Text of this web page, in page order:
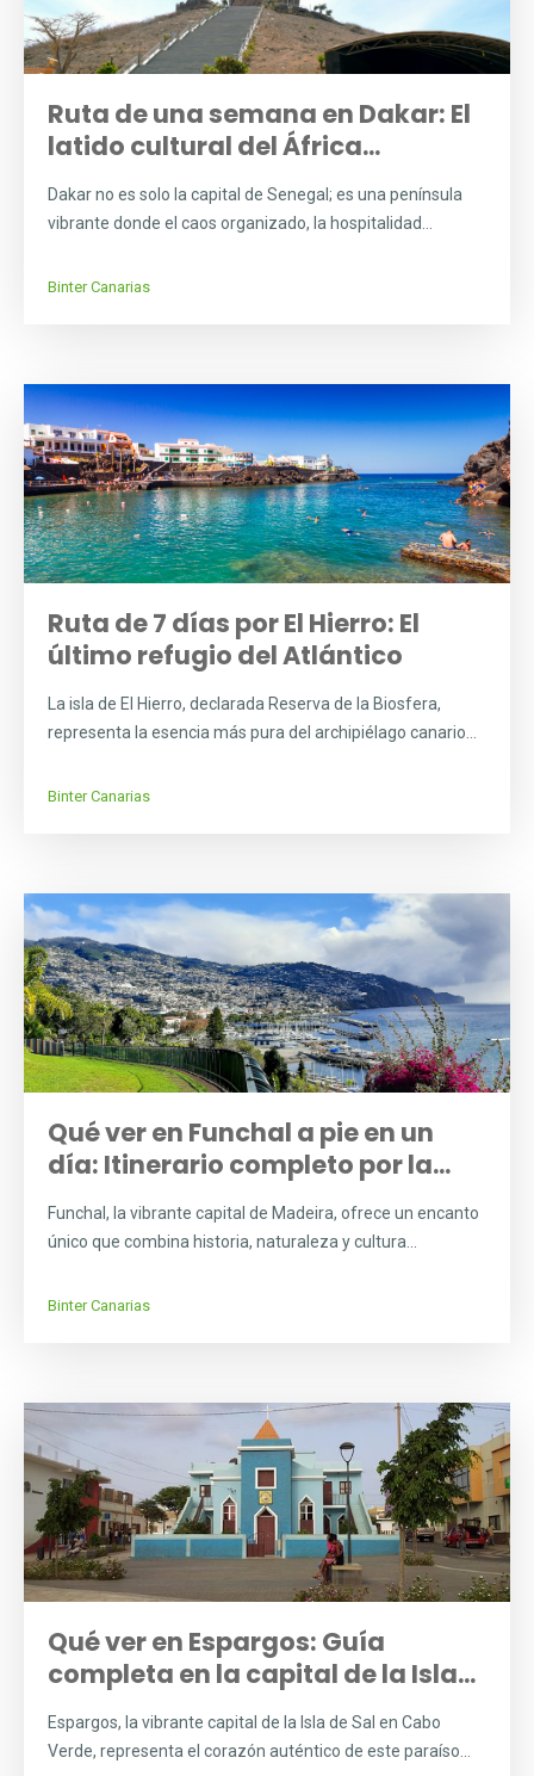
Ruta de una semana en Dakar: El
latido cultural del África...
Dakar no es solo la capital de Senegal; es una península
vibrante donde el caos organizado, la hospitalidad...
Binter Canarias
Ruta de 7 días por El Hierro: El
último refugio del Atlántico
La isla de El Hierro, declarada Reserva de la Biosfera,
representa la esencia más pura del archipiélago canario...
Binter Canarias
Qué ver en Funchal a pie en un
día: Itinerario completo por la...
Funchal, la vibrante capital de Madeira, ofrece un encanto
único que combina historia, naturaleza y cultura...
Binter Canarias
Qué ver en Espargos: Guía
completa en la capital de la Isla...
Espargos, la vibrante capital de la Isla de Sal en Cabo
Verde, representa el corazón auténtico de este paraíso...